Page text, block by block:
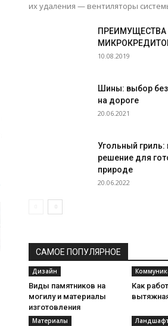
их удаления — вентиляторы
ПРЕИМУЩЕСТВА
10.08.2019
Шины: выбор
на дороге
20.06.2021
Угольный
решение для
природе
20.06.2022
САМОЕ ПОПУЛЯРНОЕ
Дизайн
Виды памятников на
могилу и материалы
изготовления
Как
Материалы